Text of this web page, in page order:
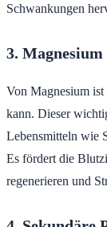
Schwankungen
3. Magnesium
Von Magnesium ist
kann. Dieser
Lebensmitteln wie
Es fördert die
regenerieren und